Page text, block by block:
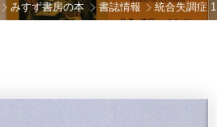
みすず書房の本 書誌情報 統合失調症 1